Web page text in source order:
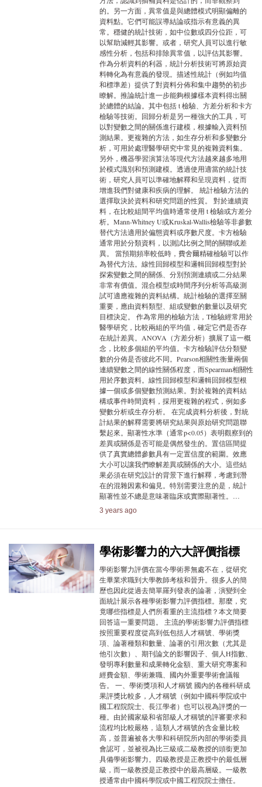
的。另一方面，異常值是與總體模式明顯偏離的
資料點。它們可能誤導結論或指示有意義的異
常。穩健的統計技術，如中位數或四分位距，可
以幫助減輕其影響。或者，研究人員可以進行敏
感性分析，包括和排除異常值，以評估其影響。
作為分析資料的利器，統計分析技術可將原始資
料轉化為有意義的發現。描述性統計（例如均值
和標準差）提供了對資料分佈和集中趨勢的初步
瞭解。推論統計進一步能夠根據樣本資料得出關
於總體的結論。其中包括 t 檢驗、方差分析和卡方
檢驗等技術。回歸分析是另一種強大的工具，可
以對變數之間的關係進行建模，根據輸入資料預
測結果。更複雜的方法，如生存分析和多變數分
析，可用於處理醫學研究中常見的複雜資料集。
另外，機器學習演算法等現代方法越來越多地用
於模式識別和預測建模。透過使用適當的統計技
術，研究人員可以準確地解釋和呈現資料，從而
增進我們對健康和疾病的理解。 統計檢驗方法的
選擇取決於資料和研究問題的性質。 對於連續資
料，在比較組間平均值時通常使用 t 檢驗或方差分
析。Mann-Whitney U或Kruskal-Wallis檢驗等非參數
替代方法適用於偏態資料或序數尺度。卡方檢驗
通常用於分類資料，以測試比例之間的關聯或差
異。 當預期頻率較低時，費舍爾精確檢驗可以作
為替代方法。線性回歸模型和邏輯回歸模型對於
探索變數之間的關係、分別預測連續或二分結果
非常有價值。混合模型或時間序列分析等高級測
試可適應複雜的資料結構。統計檢驗的選擇至關
重要，應由資料類型、組或變數的數量以及研究
目標決定。 作為常用的檢驗方法，T檢驗經常用於
醫學研究，比較兩組的平均值，確定它們是否存
在統計差異。ANOVA（方差分析）擴展了這一概
念，比較多個組的平均值。卡方檢驗評估分類變
數的分佈是否彼此不同。Pearson相關性衡量兩個
連續變數之間的線性關係程度，而Spearman相關性
用於序數資料。線性回歸模型和邏輯回歸模型根
據一個或多個變數預測結果。對於複雜的資料結
構或事件時間資料，採用更複雜的程式，例如多
變數分析或生存分析。 在完成資料分析後，對統
計結果的解釋需要將研究結果與原始研究問題聯
繫起來。顯著性水準（通常p<0.05）表明觀察到的
差異或關係是否可能是偶然發生的。置信區間提
供了真實總體參數具有一定置信度的範圍。效應
大小可以讓我們瞭解差異或關係的大小。這些結
果必須在研究設計的背景下進行解釋，考慮到潛
在的混雜因素和偏見。特別需要注意的是，統計
顯著性並不總是意味著臨床或實際顯著性。…
3 years ago
學術影響力的六大評價指標
學術影響力評價在當今學術界無處不在，從研究
生畢業求職到大學教師考核和晉升。很多人的簡
歷也因此從過去簡單羅列發表的論著，演變到全
面統計展示各種學術影響力評價指標。那麼，究
竟哪些指標是人們所看重的主流指標？本文簡要
回答這一重要問題。 主流的學術影響力評價指標
按照重要程度從高到低包括人才稱號、學術獎
項、論著種類和數量、論著的引用次數（尤其是
他引次數）、期刊論文的影響因子、個人H指數、
發明專利數量和成果轉化金額、重大研究專案和
經費金額、學術兼職、國內外重要學術會議報
告。 一、學術獎項和人才稱號 國內的各種科研成
果評獎比較多，人才稱號（例如中國科學院或中
國工程院院士、長江學者）也可以視為評獎的一
種。由於國家級和省部級人才稱號的評審要求和
流程均比較嚴格，這類人才稱號的含金量比較
高，並普遍被各大學和科研院所內部的學術委員
會認可，並被視為比三級或二級教授的頭銜更加
具備學術影響力。四級教授是正教授中的最低層
級，而一級教授是正教授中的最高層級。一級教
授通常由中國科學院或中國工程院院士擔任。